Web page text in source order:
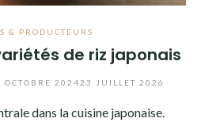
& PRODUCTEURS
de riz japonais
OCTOBRE 202423 JUILLET 2026
dans la cuisine japonaise.